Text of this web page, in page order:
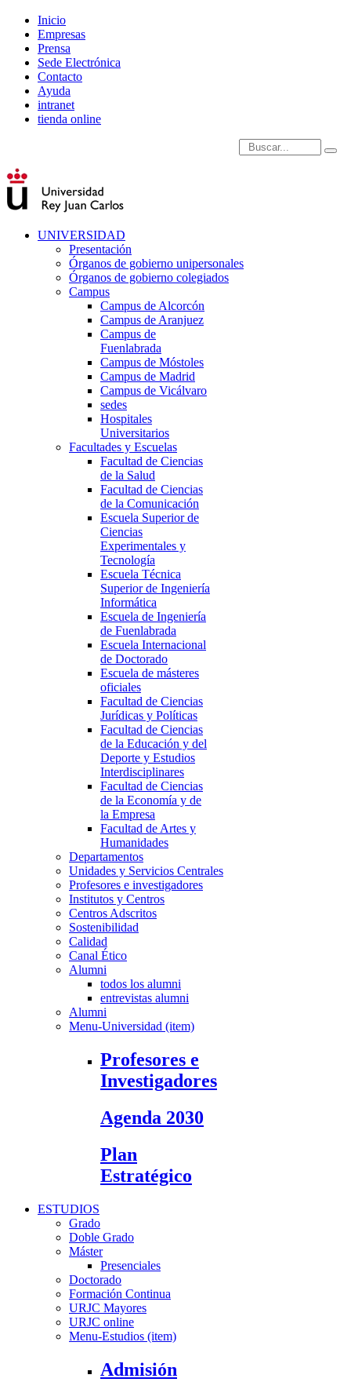
Inicio
Empresas
Prensa
Sede Electrónica
Contacto
Ayuda
intranet
tienda online
Introduce términos de
UNIVERSIDAD
Presentación
Órganos de gobierno unipersonales
Órganos de gobierno colegiados
Campus
Campus de Alcorcón
Campus de Aranjuez
Campus de
Fuenlabrada
Campus de Móstoles
Campus de Madrid
Campus de Vicálvaro
sedes
Hospitales
Universitarios
Facultades y Escuelas
Facultad de Ciencias
de la Salud
Facultad de Ciencias
de la Comunicación
Escuela Superior de
Ciencias
Experimentales y
Tecnología
Escuela Técnica
Superior de Ingeniería
Informática
Escuela de Ingeniería
de Fuenlabrada
Escuela Internacional
de Doctorado
Escuela de másteres
oficiales
Facultad de Ciencias
Jurídicas y Políticas
Facultad de Ciencias
de la Educación y del
Deporte y Estudios
Interdisciplinares
Facultad de Ciencias
de la Economía y de
la Empresa
Facultad de Artes y
Humanidades
Departamentos
Unidades y Servicios Centrales
Profesores e investigadores
Institutos y Centros
Centros Adscritos
Sostenibilidad
Calidad
Canal Ético
Alumni
todos los alumni
entrevistas alumni
Alumni
Menu-Universidad (item)
Profesores e
Investigadores
Agenda 2030
Plan
Estratégico
ESTUDIOS
Grado
Doble Grado
Máster
Presenciales
Doctorado
Formación Continua
URJC Mayores
URJC online
Menu-Estudios (item)
Admisión